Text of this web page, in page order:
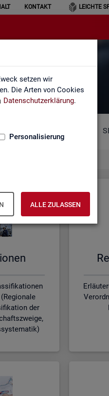
setzen wir
Die Arten von Cookies
Datenschutzerklärung.
Personalisierung
ALLE ZULASSEN
KONTAKT LEICHTE
der